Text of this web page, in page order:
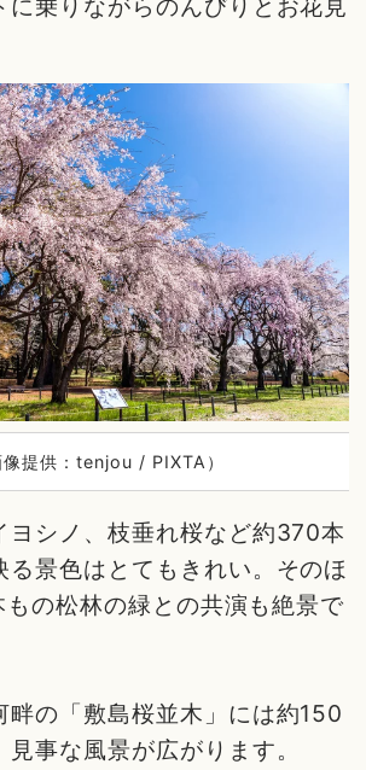
に乗りながらのんびりとお花見
提供：tenjou / PIXTA）
ヨシノ、枝垂れ桜など約370本
る景色はとてもきれい。そのほ
の松林の緑との共演も絶景で
畔の「敷島桜並木」には約150
事な風景が広がります。